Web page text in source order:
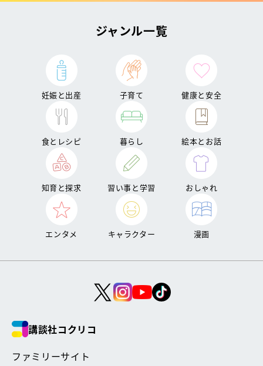
ジャンル一覧
妊娠と出産 子育て 健康と安全
食とレシピ 暮らし 絵本とお話
知育と探求 習い事と学習 おしゃれ
エンタメ キャラクター 漫画
講談社コクリコ
ファミリーサイト